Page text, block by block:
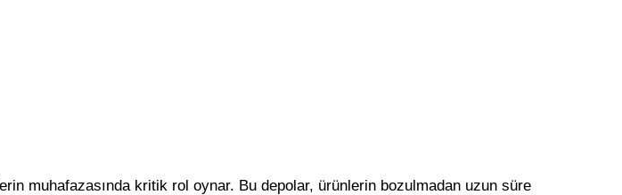
muhafazasında kritik rol oynar. Bu depolar, ürünlerin bozulmadan uzun süre